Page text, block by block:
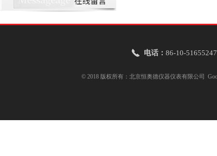
电话： 86-10-51655247
© 2018 版权所有：北京恒奥德仪器仪表有限公司